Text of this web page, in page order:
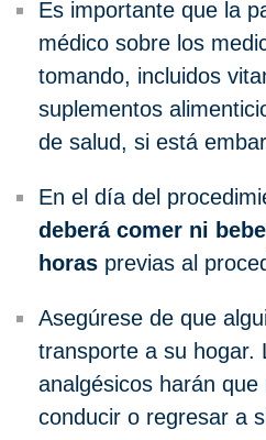
Es importante que la
médico sobre los
tomando, incluidos
suplementos
de salud, si está
En el día del
deberá comer ni
horas previas al
Asegúrese de que
transporte a su hogar.
analgésicos harán
conducir o regresar a